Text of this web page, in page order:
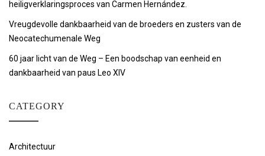
heiligverklaringsproces van Carmen Hernández.
Vreugdevolle dankbaarheid van de broeders en zusters van de
Neocatechumenale Weg
60 jaar licht van de Weg – Een boodschap van eenheid en
dankbaarheid van paus Leo XIV
CATEGORY
Architectuur